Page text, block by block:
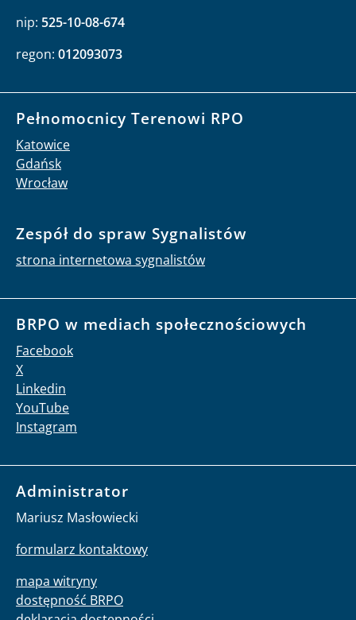
nip: 525-10-08-674
regon: 012093073
Pełnomocnicy Terenowi RPO
Katowice
Gdańsk
Wrocław
Zespół do spraw Sygnalistów
strona internetowa sygnalistów
BRPO w mediach społecznościowych
Facebook
X
Linkedin
YouTube
Instagram
Administrator
Mariusz Masłowiecki
formularz kontaktowy
mapa witryny
dostępność BRPO